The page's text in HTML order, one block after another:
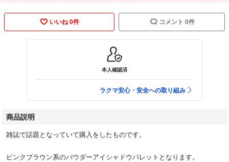
いいね 0件 コメント 0件
本人確認済
ラクマ安心・安全への取り組み
商品説明
雑誌で話題となっていて購入をしたものです。
ピンクブラウン系のパウダーアイシャドウパレットとなります。